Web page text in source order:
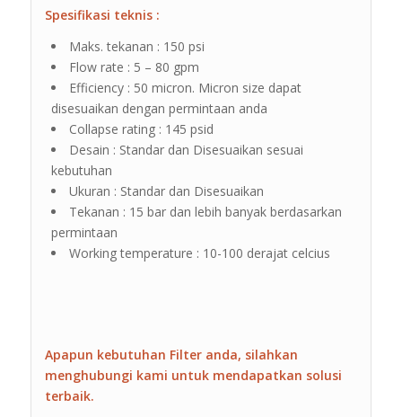
Spesifikasi teknis :
Maks. tekanan : 150 psi
Flow rate : 5 – 80 gpm
Efficiency : 50 micron. Micron size dapat
disesuaikan dengan permintaan anda
Collapse rating : 145 psid
Desain : Standar dan Disesuaikan sesuai
kebutuhan
Ukuran : Standar dan Disesuaikan
Tekanan : 15 bar dan lebih banyak berdasarkan
permintaan
Working temperature : 10-100 derajat celcius
Apapun kebutuhan Filter anda, silahkan
menghubungi kami untuk mendapatkan solusi
terbaik.